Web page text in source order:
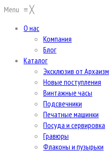
Menu ≡╳
О нас
Компания
Блог
Каталог
Эксклюзив от Архаизм
Новые поступления
Винтажные часы
Подсвечники
Печатные машинки
Посуда и сервировка
Гравюры
Флаконы и пузырьки